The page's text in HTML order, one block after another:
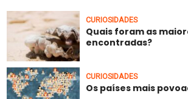
CURIOSIDADES
Quais foram as
encontradas?
CURIOSIDADES
Os países mais